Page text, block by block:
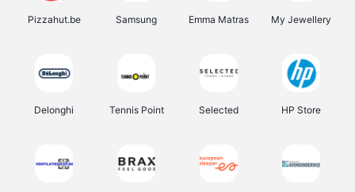
Pizzahut.be Samsung Emma Matras My Jewellery
Delonghi Tennis Point Selected HP Store